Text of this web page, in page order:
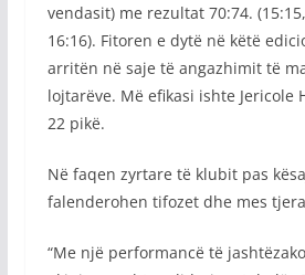
vendasit) me rezultat 70:74.
16:16). Fitoren e dytë në këtë
arritën në saje të angazhimit të
lojtarëve. Më efikasi ishte Jericole
22 pikë.
Në faqen zyrtare të klubit pas
falenderohen tifozet dhe mes
“Me një performancë të